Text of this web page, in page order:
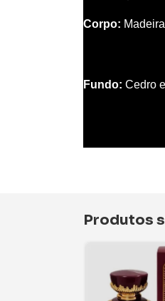
Corpo:
Fundo: Cedro
Produtos